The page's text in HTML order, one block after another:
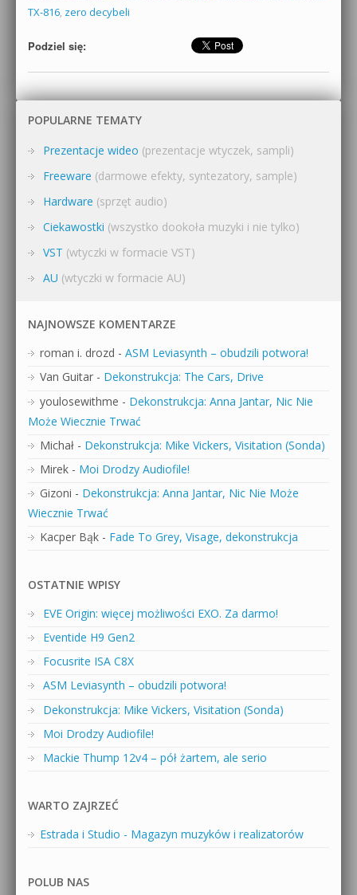
TX-816, zero decybeli
Podziel się:
POPULARNE TEMATY
Prezentacje wideo (prezentacje wtyczek, sampli)
Freeware (darmowe efekty, syntezatory, sample)
Hardware (sprzęt audio)
Ciekawostki (wszystko dookoła muzyki i nie tylko)
VST (wtyczki w formacie VST)
AU (wtyczki w formacie AU)
NAJNOWSZE KOMENTARZE
roman i. drozd - ASM Leviasynth – obudzili potwora!
Van Guitar - Dekonstrukcja: The Cars, Drive
youlosewithme - Dekonstrukcja: Anna Jantar, Nic Nie
Może Wiecznie Trwać
Michał - Dekonstrukcja: Mike Vickers, Visitation (Sonda)
Mirek - Moi Drodzy Audiofile!
Gizoni - Dekonstrukcja: Anna Jantar, Nic Nie Może
Wiecznie Trwać
Kacper Bąk - Fade To Grey, Visage, dekonstrukcja
OSTATNIE WPISY
EVE Origin: więcej możliwości EXO. Za darmo!
Eventide H9 Gen2
Focusrite ISA C8X
ASM Leviasynth – obudzili potwora!
Dekonstrukcja: Mike Vickers, Visitation (Sonda)
Moi Drodzy Audiofile!
Mackie Thump 12v4 – pół żartem, ale serio
WARTO ZAJRZEĆ
Estrada i Studio - Magazyn muzyków i realizatorów
POLUB NAS